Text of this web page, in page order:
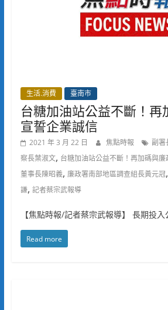
生活.消費 臺南市
台糖加油站公益不斷！再
宣誓企業誠信
2021 年 3 月 22 日 焦點時報 副署
察長葉淑文, 台糖加油站公益不斷！再加碼與
董事長陳昭義, 廉政署南部地區調查組長黃元冠,
謙, 記者蔡宗武報導
【焦點時報/記者蔡宗武報導】 長期投入
Read more